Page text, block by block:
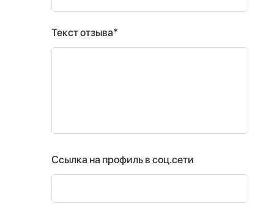
Текст отзыва*
Ссылка на профиль в соц.сети